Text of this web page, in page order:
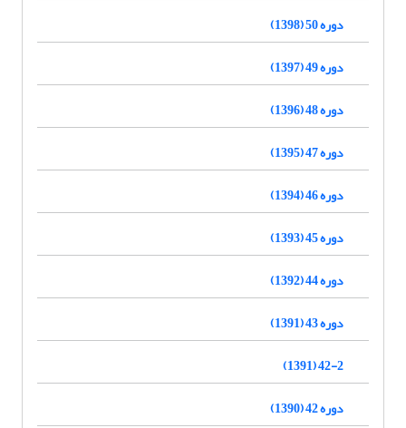
دوره 50 (1398)
دوره 49 (1397)
دوره 48 (1396)
دوره 47 (1395)
دوره 46 (1394)
دوره 45 (1393)
دوره 44 (1392)
دوره 43 (1391)
42-2 (1391)
دوره 42 (1390)